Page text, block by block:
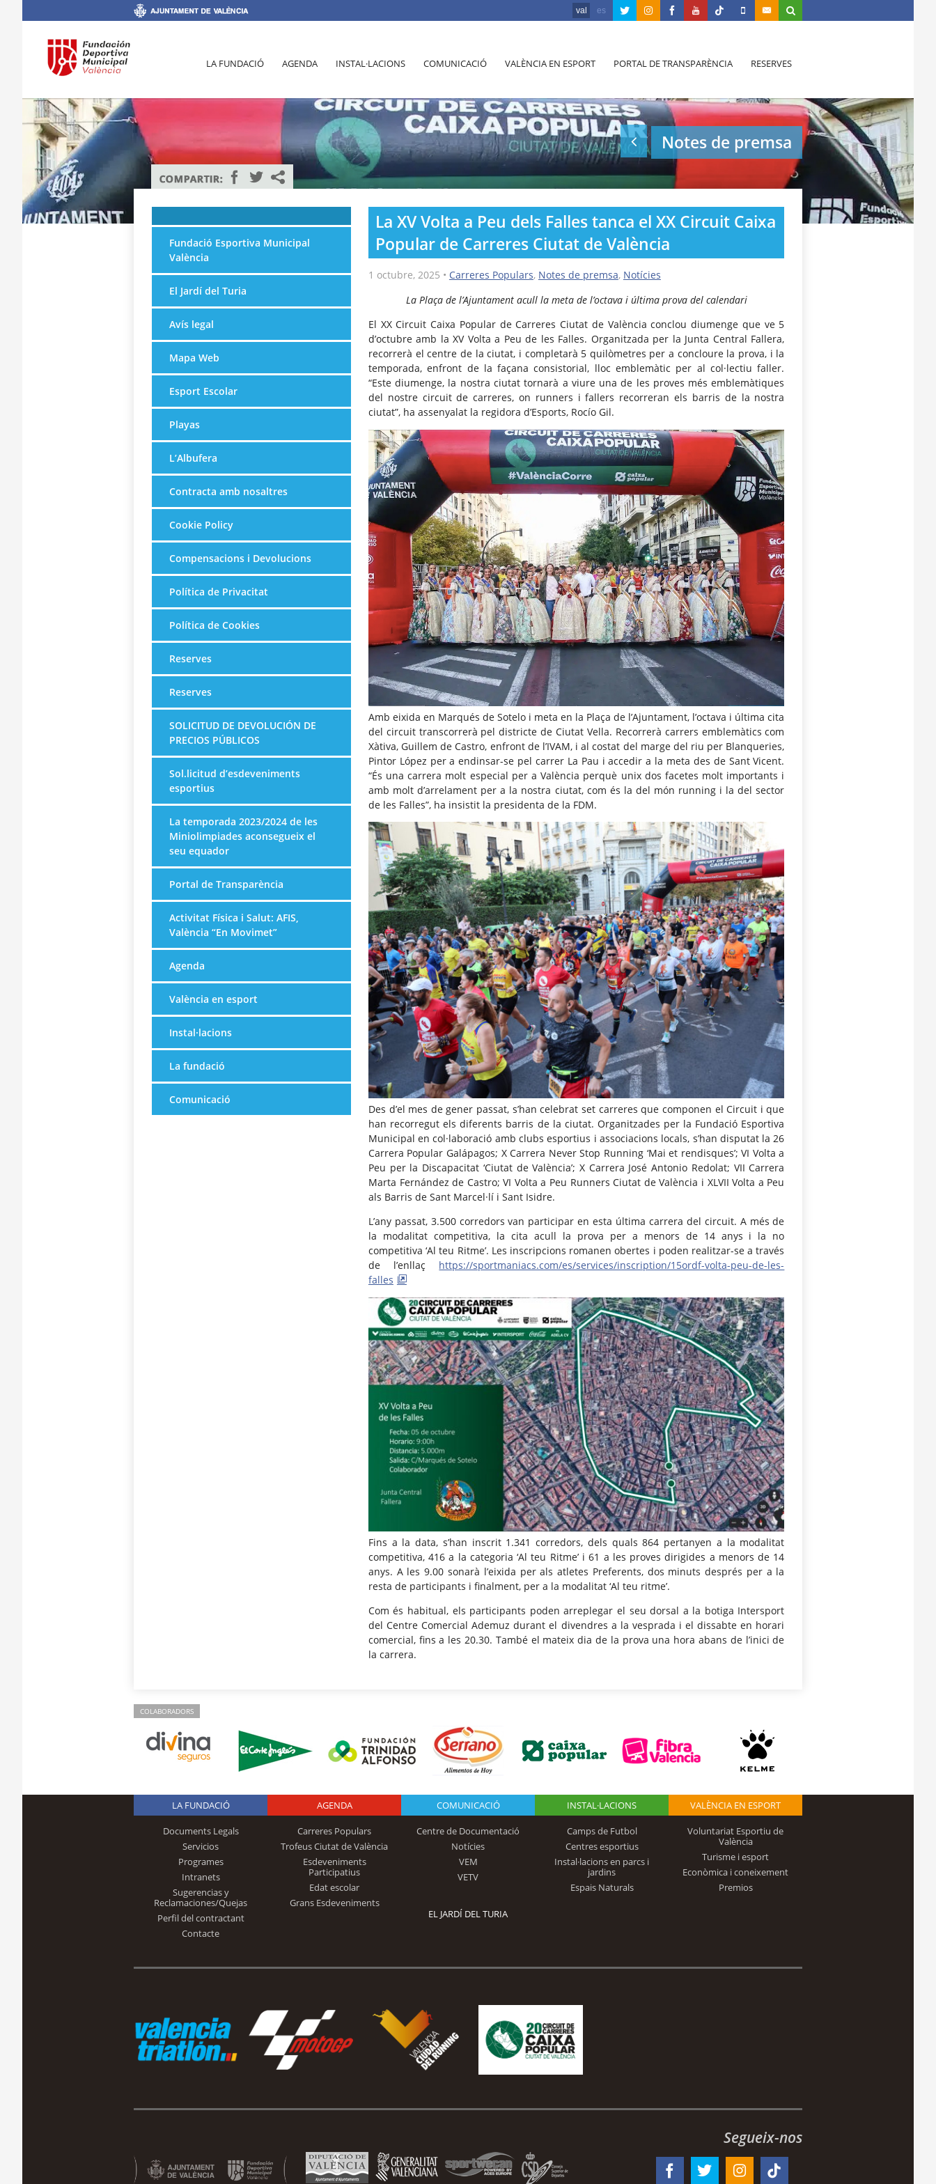
val es
LA FUNDACIÓ AGENDA INSTAL·LACIONS COMUNICACIÓ VALÈNCIA EN ESPORT PORTAL DE TRANSPARÈNCIA RESERVES
Notes de premsa
La XV Volta a Peu dels Falles tanca el XX Circuit Caixa
Popular de Carreres Ciutat de València
1 octubre, 2025 • Carreres Populars, Notes de premsa, Notícies
La Plaça de l’Ajuntament acull la meta de l’octava i última prova del calendari
El XX Circuit Caixa Popular de Carreres Ciutat de València conclou diumenge que ve 5
d’octubre amb la XV Volta a Peu de les Falles. Organitzada per la Junta Central Fallera,
recorrerà el centre de la ciutat, i completarà 5 quilòmetres per a concloure la prova, i la
temporada, enfront de la façana consistorial, lloc emblemàtic per al col·lectiu faller.
“Este diumenge, la nostra ciutat tornarà a viure una de les proves més emblemàtiques
del nostre circuit de carreres, on runners i fallers recorreran els barris de la nostra
ciutat”, ha assenyalat la regidora d’Esports, Rocío Gil.
Amb eixida en Marqués de Sotelo i meta en la Plaça de l’Ajuntament, l’octava i última cita
del circuit transcorrerà pel districte de Ciutat Vella. Recorrerà carrers emblemàtics com
Xàtiva, Guillem de Castro, enfront de l’IVAM, i al costat del marge del riu per Blanqueries,
Pintor López per a endinsar-se pel carrer La Pau i accedir a la meta des de Sant Vicent.
“És una carrera molt especial per a València perquè unix dos facetes molt importants i
amb molt d’arrelament per a la nostra ciutat, com és la del món running i la del sector
de les Falles”, ha insistit la presidenta de la FDM.
Des d’el mes de gener passat, s’han celebrat set carreres que componen el Circuit i que
han recorregut els diferents barris de la ciutat. Organitzades per la Fundació Esportiva
Municipal en col·laboració amb clubs esportius i associacions locals, s’han disputat la 26
Carrera Popular Galápagos; X Carrera Never Stop Running ‘Mai et rendisques’; VI Volta a
Peu per la Discapacitat ‘Ciutat de València’; X Carrera José Antonio Redolat; VII Carrera
Marta Fernández de Castro; VI Volta a Peu Runners Ciutat de València i XLVII Volta a Peu
als Barris de Sant Marcel·lí i Sant Isidre.
L’any passat, 3.500 corredors van participar en esta última carrera del circuit. A més de
la modalitat competitiva, la cita acull la prova per a menors de 14 anys i la no
competitiva ‘Al teu Ritme’. Les inscripcions romanen obertes i poden realitzar-se a través
de l’enllaç https://sportmaniacs.com/es/services/inscription/15ordf-volta-peu-de-les-
falles
Fins a la data, s’han inscrit 1.341 corredors, dels quals 864 pertanyen a la modalitat
competitiva, 416 a la categoria ‘Al teu Ritme’ i 61 a les proves dirigides a menors de 14
anys. A les 9.00 sonarà l’eixida per als atletes Preferents, dos minuts després per a la
resta de participants i finalment, per a la modalitat ‘Al teu ritme’.
Com és habitual, els participants poden arreplegar el seu dorsal a la botiga Intersport
del Centre Comercial Ademuz durant el divendres a la vesprada i el dissabte en horari
comercial, fins a les 20.30. També el mateix dia de la prova una hora abans de l’inici de
la carrera.
Fundació Esportiva Municipal
València
El Jardí del Turia
Avís legal
Mapa Web
Esport Escolar
Playas
L’Albufera
Contracta amb nosaltres
Cookie Policy
Compensacions i Devolucions
Política de Privacitat
Política de Cookies
Reserves
Reserves
SOLICITUD DE DEVOLUCIÓN DE
PRECIOS PÚBLICOS
Sol.licitud d’esdeveniments
esportius
La temporada 2023/2024 de les
Miniolimpiades aconsegueix el
seu equador
Portal de Transparència
Activitat Física i Salut: AFIS,
València “En Movimet”
Agenda
València en esport
Instal·lacions
La fundació
Comunicació
COLABORADORS
Logo Fundación
Trinidad Alfonso
LA FUNDACIÓ
Documents Legals
Servicios
Programes
Intranets
Sugerencias y
Reclamaciones/Quejas
Perfil del contractant
Contacte
AGENDA
Carreres Populars
Trofeus Ciutat de València
Esdeveniments
Participatius
Edat escolar
Grans Esdeveniments
COMUNICACIÓ
Centre de Documentació
Notícies
VEM
VETV
INSTAL·LACIONS
Camps de Futbol
Centres esportius
Instal·lacions en parcs i
jardins
Espais Naturals
VALÈNCIA EN ESPORT
Voluntariat Esportiu de
València
Turisme i esport
Econòmica i coneixement
Premios
EL JARDÍ DEL TURIA
Segueix-nos